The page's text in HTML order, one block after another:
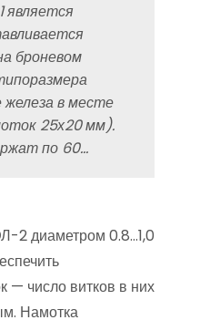
является
броневом
в месте
25х20 мм).
по 60…
2 диаметром 0.8…1,0
— число витков в них
Намотка